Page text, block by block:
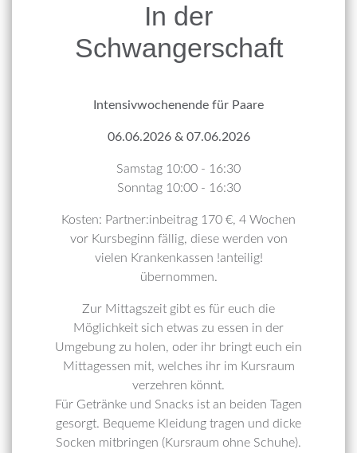
In der
Schwangerschaft
Intensivwochenende für Paare
06.06.2026 & 07.06.2026
Samstag 10:00 - 16:30
Sonntag 10:00 - 16:30
Kosten: Partner:inbeitrag 170 €, 4 Wochen
vor Kursbeginn fällig, diese werden von
vielen Krankenkassen !anteilig!
übernommen.
Zur Mittagszeit gibt es für euch die
Möglichkeit sich etwas zu essen in der
Umgebung zu holen, oder ihr bringt euch ein
Mittagessen mit, welches ihr im Kursraum
verzehren könnt.
Für Getränke und Snacks ist an beiden Tagen
gesorgt. Bequeme Kleidung tragen und dicke
Socken mitbringen (Kursraum ohne Schuhe).